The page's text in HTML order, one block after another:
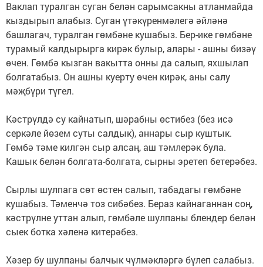
Ваклап туралган суган белән сарымсакны атланмайда
кыздырып алабыз. Суган үтәкүренмәлегә әйләнә
башлагач, туралган гөмбәне кушабыз. Бер-ике гөмбәне
турамый калдырырга кирәк булыр, алары - ашны бизәү
өчен. Гөмбә кызган вакытта онны да салып, яхшылап
болгатабыз. Он ашны куерту өчен кирәк, аны салу
мәҗбүри түгел.
Кәстрүлдә су кайнатып, шәрабны өстибез (без исә
серкәле йөзем суты салдык), аннары сыр куштык.
Гөмбә тәме килгән сыр алсаң, аш тәмлерәк була.
Кашык белән болгата-болгата, сырны эретеп бетерәбез.
Сырлы шулпага сөт өстен салып, табадагы гөмбәне
кушабыз. Тәменчә тоз сибәбез. Бераз кайнаганнан соң,
кәстрүлне уттан алып, гөмбәле шулпаны блендер белән
сыек ботка хәленә китерәбез.
Хәзер бу шулпаны балчык чүлмәкләргә бүлеп салабыз.